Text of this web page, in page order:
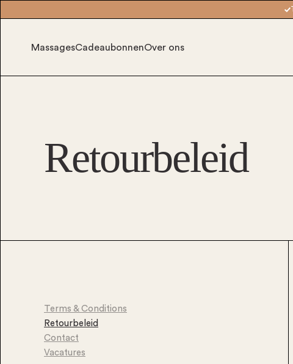
MassagesCadeaubonnenOver ons
Retourbeleid
Terms & Conditions
Retourbeleid
Contact
Vacatures